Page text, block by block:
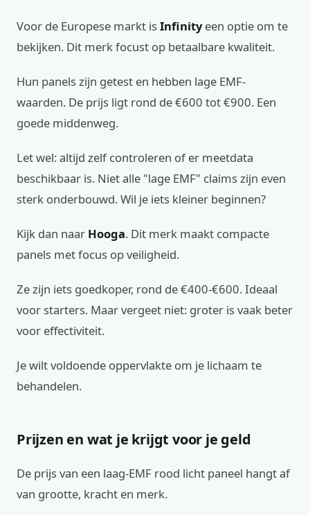
Voor de Europese markt isInfinityeen optie om te
bekijken. Dit merk focust op betaalbare kwaliteit.
Hun panels zijn getest en hebben lage EMF-
waarden. De prijs ligt rond de €600 tot €900. Een
goede middenweg.
Let wel: altijd zelf controleren of er meetdata
beschikbaar is. Niet alle "lage EMF" claims zijn even
sterk onderbouwd. Wil je iets kleiner beginnen?
Kijk dan naar Hooga. Dit merk maakt compacte
panels met focus op veiligheid.
Ze zijn iets goedkoper, rond de €400-€600. Ideaal
voor starters. Maar vergeet niet: groter is vaak beter
voor effectiviteit.
Je wilt voldoende oppervlakte om je lichaam te
behandelen.
Prijzen en wat je krijgt voor je geld
De prijs van een laag-EMF rood licht paneel hangt af
van grootte, kracht en merk.